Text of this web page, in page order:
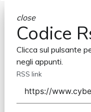
close
Codice
Clicca sul pulsante
negli appunti.
RSS link